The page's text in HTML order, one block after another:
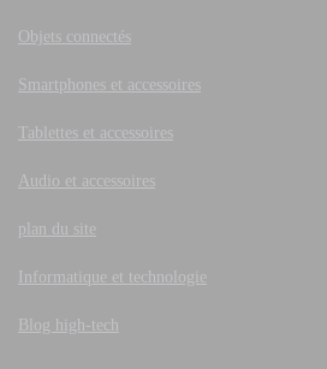
Objets connectés
Smartphones et accessoires
Tablettes et accessoires
Audio et accessoires
plan du site
Informatique et technologie
Blog high-tech